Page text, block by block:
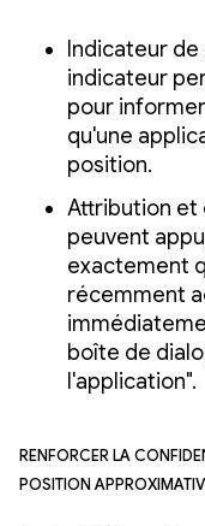
Indicateur de
indicateur
pour
qu'une
position.
Attribution et
peuvent
exactement
récemment
boîte de
l'application".
Renforcer la
position